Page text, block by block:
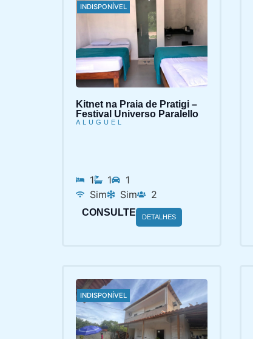
INDISPONÍVEL
Kitnet na Praia de Pratigi –
Festival Universo Paralello
ALUGUEL
1 1
1
Sim
Sim 2
CONSULTE DETALHES
INDISPONÍVEL